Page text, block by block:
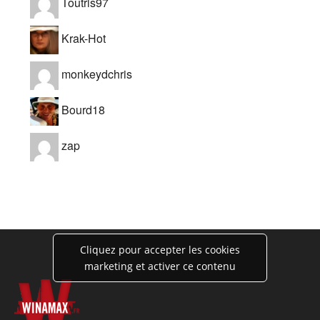
Krak-Hot
monkeydchris
Bourd18
zap
Cliquez pour accepter les cookies
marketing et activer ce contenu